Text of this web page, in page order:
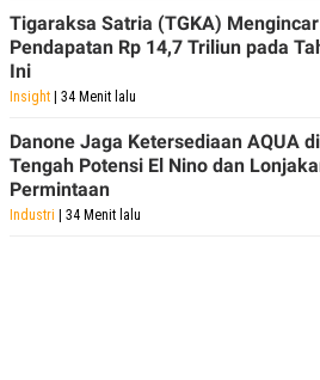
Tigaraksa Satria (TGKA) Mengincar
Pendapatan Rp 14,7 Triliun pada
Ini
Insight | 34 Menit lalu
Danone Jaga Ketersediaan AQUA di
Tengah Potensi El Nino dan
Permintaan
Industri | 34 Menit lalu